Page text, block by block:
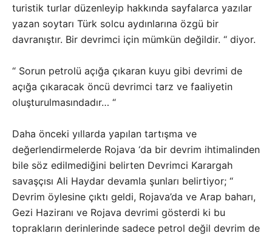
turistik turlar düzenleyip hakkında sayfalarca yazılar
yazan soytarı Türk solcu aydınlarına özgü bir
davranıştır. Bir devrimci için mümkün değildir. “ diyor.
“ Sorun petrolü açığa çıkaran kuyu gibi devrimi de
açığa çıkaracak öncü devrimci tarz ve faaliyetin
oluşturulmasındadır… “
Daha önceki yıllarda yapılan tartışma ve
değerlendirmelerde Rojava ‘da bir devrim ihtimalinden
bile söz edilmediğini belirten Devrimci Karargah
savaşçısı Ali Haydar devamla şunları belirtiyor; “
Devrim öylesine çıktı geldi, Rojava’da ve Arap baharı,
Gezi Haziranı ve Rojava devrimi gösterdi ki bu
toprakların derinlerinde sadece petrol değil devrim de